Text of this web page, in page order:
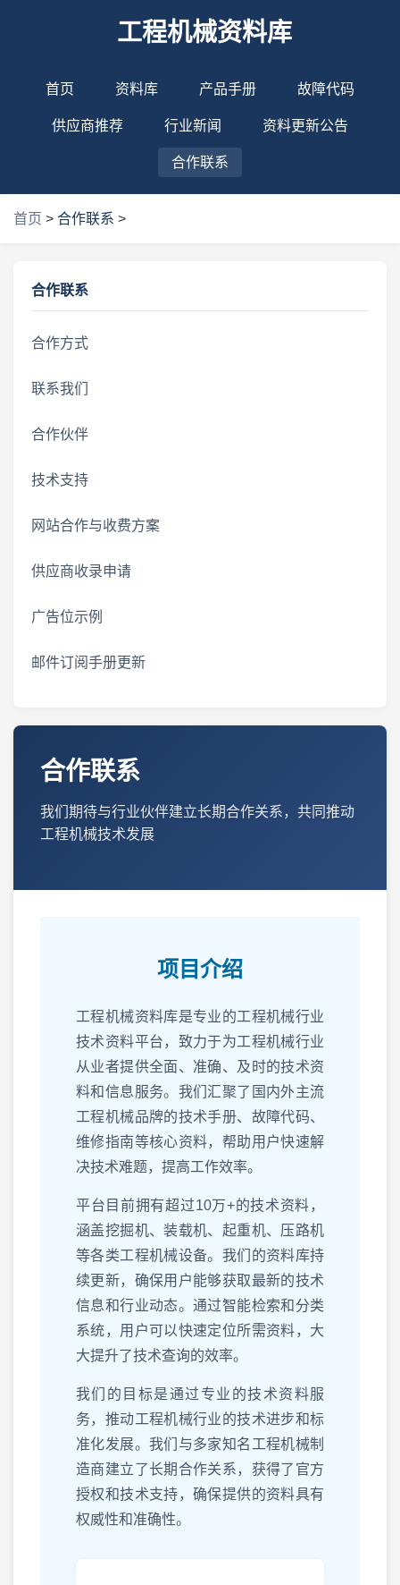
工程机械资料库
首页 资料库 产品手册 故障代码
供应商推荐 行业新闻 资料更新公告
合作联系
首页 > 合作联系 >
合作联系
合作方式
联系我们
合作伙伴
技术支持
网站合作与收费方案
供应商收录申请
广告位示例
邮件订阅手册更新
合作联系
我们期待与行业伙伴建立长期合作关系，共同推动
工程机械技术发展
项目介绍
工程机械资料库是专业的工程机械行业
技术资料平台，致力于为工程机械行业
从业者提供全面、准确、及时的技术资
料和信息服务。我们汇聚了国内外主流
工程机械品牌的技术手册、故障代码、
维修指南等核心资料，帮助用户快速解
决技术难题，提高工作效率。
平台目前拥有超过10万+的技术资料，
涵盖挖掘机、装载机、起重机、压路机
等各类工程机械设备。我们的资料库持
续更新，确保用户能够获取最新的技术
信息和行业动态。通过智能检索和分类
系统，用户可以快速定位所需资料，大
大提升了技术查询的效率。
我们的目标是通过专业的技术资料服
务，推动工程机械行业的技术进步和标
准化发展。我们与多家知名工程机械制
造商建立了长期合作关系，获得了官方
授权和技术支持，确保提供的资料具有
权威性和准确性。